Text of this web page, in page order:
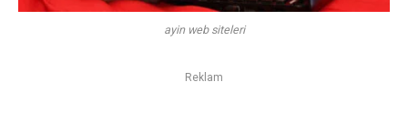
ayin web siteleri
Reklam